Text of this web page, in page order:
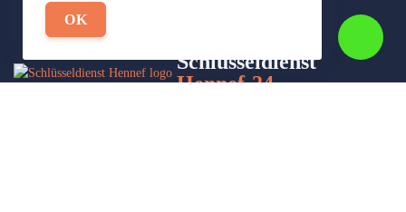
OK
Schlüsseldienst
Hennef-24